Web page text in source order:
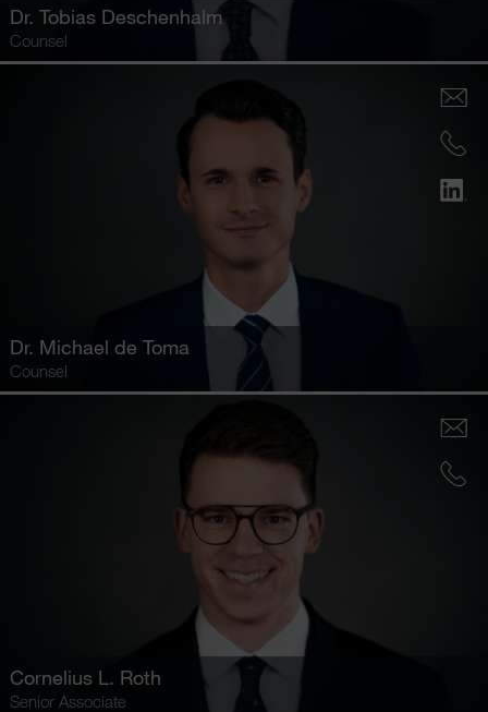
Dr. Tobias Deschenhalm
Counsel
Dr. Michael de Toma
Counsel
Cornelius L. Roth
Senior Associate